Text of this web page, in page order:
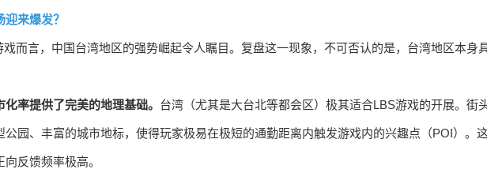
来爆发？
而言，中国台湾地区的强势崛起令人瞩目。复盘这一现象，不可否认的是，台湾地区本身
率提供了完美的地理基础。 台湾（尤其是大台北等都会区）极其适合LBS游戏的开展。街
园、丰富的城市地标，使得玩家极易在极短的通勤距离内触发游戏内的兴趣点（POI）。
反馈频率极高。